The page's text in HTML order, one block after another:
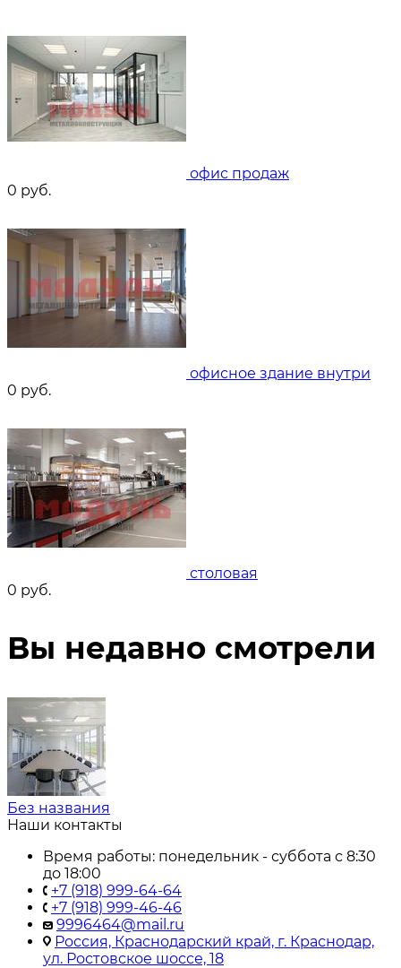
офис продаж
0 руб.
офисное здание внутри
0 руб.
столовая
0 руб.
Вы недавно смотрели
Без названия
Наши контакты
Время работы: понедельник - суббота с 8:30
до 18:00
+7 (918) 999-64-64
+7 (918) 999-46-46
9996464@mail.ru
Россия, Краснодарский край, г. Краснодар,
ул. Ростовское шоссе, 18